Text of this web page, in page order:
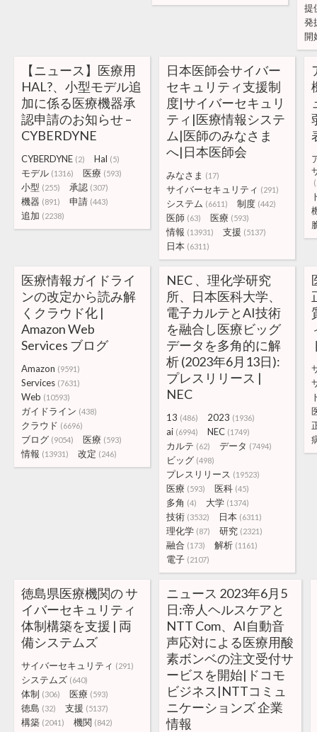
提
発
開
【ニュース】医療用
HAL?︎、小型モデル追
加に係る医療機器承
認申請のお知らせ –
CYBERDYNE
CYBERDYNE (2) Hal (5)
モデル (1316) 医療 (593)
小型 (255) 承認 (307)
機器 (891) 申請 (443)
追加 (2238)
日本医師会サイバー
セキュリティ支援制
度|サイバーセキュリ
ティ|医療情報システ
ム|医師のみなさま
へ|日本医師会
みなさま (17)
サイバーセキュリティ (291)
システム (6611) 制度 (442)
医師 (63) 医療 (593)
情報 (13931) 支援 (5137)
日本 (6311)
医療情報ガイドライ
ンの改定から読み解
くクラウド化 |
Amazon Web
Services ブログ
Amazon (9591)
Services (7631)
Web (10593)
ガイドライン (438)
クラウド (6696)
ブログ (9054) 医療 (593)
情報 (13931) 改定 (246)
NEC 、理化学研究
所、日本医科大学、
電子カルテとAI技術
を融合し医療ビッグ
データを多角的に解
析 (2023年6月13日):
プレスリリース |
NEC
13 (486) 2023 (1936)
ai (6994) NEC (1749)
カルテ (62) データ (7494)
ビッグ (498)
プレスリリース (19523)
医療 (593) 医科 (45)
多角 (4) 大学 (1374)
技術 (3532) 日本 (6311)
理化学 (87) 研究 (2321)
融合 (173) 解析 (1161)
電子 (2107)
徳島県医療機関の サ
イバーセキュリティ
体制構築を支援 | 両
備システムズ
サイバーセキュリティ (291)
システムズ (640)
体制 (306) 医療 (593)
徳島 (32) 支援 (5137)
構築 (2041) 機関 (842)
ニュース 2023年6月5
日:帝人ヘルスケアと
NTT Com、AI自動音
声応対による医療用酸
素ボンベの注文受付サ
ービスを開始|ドコモ
ビジネス|NTTコミュ
ニケーションズ 企業
情報